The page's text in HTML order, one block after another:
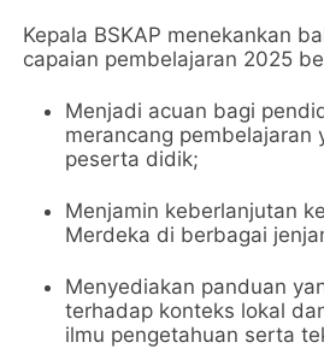
Kepala BSKAP menekankan
capaian pembelajaran 2025
Menjadi acuan bagi
merancang pembelajaran
peserta didik;
Menjamin keberlanjutan
Merdeka di berbagai
Menyediakan panduan
terhadap konteks lokal
ilmu pengetahuan serta